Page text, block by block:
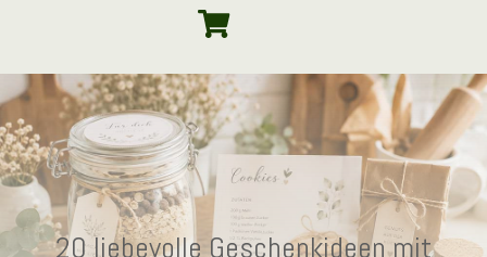
20 liebevolle Geschenkideen mit